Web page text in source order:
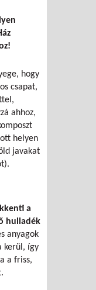
hogy
csapat,
ahhoz,
helyen
javakat
a
hulladék
anyagok
kerül, így
a friss,